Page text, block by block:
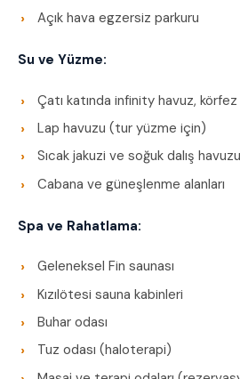
Açık hava egzersiz parkuru
Su ve Yüzme:
Çatı katında infinity havuz, körfez
Lap havuzu (tur yüzme için)
Sıcak jakuzi ve soğuk dalış havuzu
Cabana ve güneşlenme alanları
Spa ve Rahatlama:
Geleneksel Fin saunası
Kızılötesi sauna kabinleri
Buhar odası
Tuz odası (haloterapi)